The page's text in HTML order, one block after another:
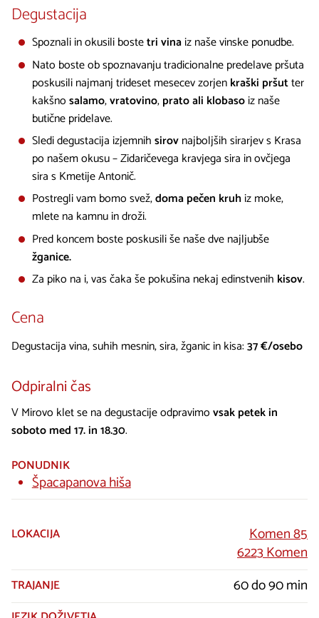
Degustacija
Spoznali in okusili bostetri vinaiz naše vinske ponudbe.
Nato boste ob spoznavanju tradicionalne predelave pršuta
poskusili najmanj trideset mesecev zorjenkraški pršutter
kakšnosalamo,vratovino,prato ali klobasoiz naše
butične pridelave.
Sledi degustacija izjemnihsirovnajboljših sirarjev s Krasa
po našem okusu – Zidaričevega kravjega sira in ovčjega
sira s Kmetije Antonič.
Postregli vam bomo svež,doma pečen kruhiz moke,
mlete na kamnu in droži.
Pred koncem boste poskusili še naše dve najljubše
žganice.
Za piko na i, vas čaka še pokušina nekaj edinstvenih kisov.
Cena
Degustacija vina, suhih mesnin, sira, žganic in kisa:37 €/osebo
Odpiralni čas
V Mirovo klet se na degustacije odpravimovsak petek in
soboto med 17. in 18.30.
PONUDNIK
Špacapanova hiša
LOKACIJA
Komen 85
6223 Komen
TRAJANJE 60 do 90 min